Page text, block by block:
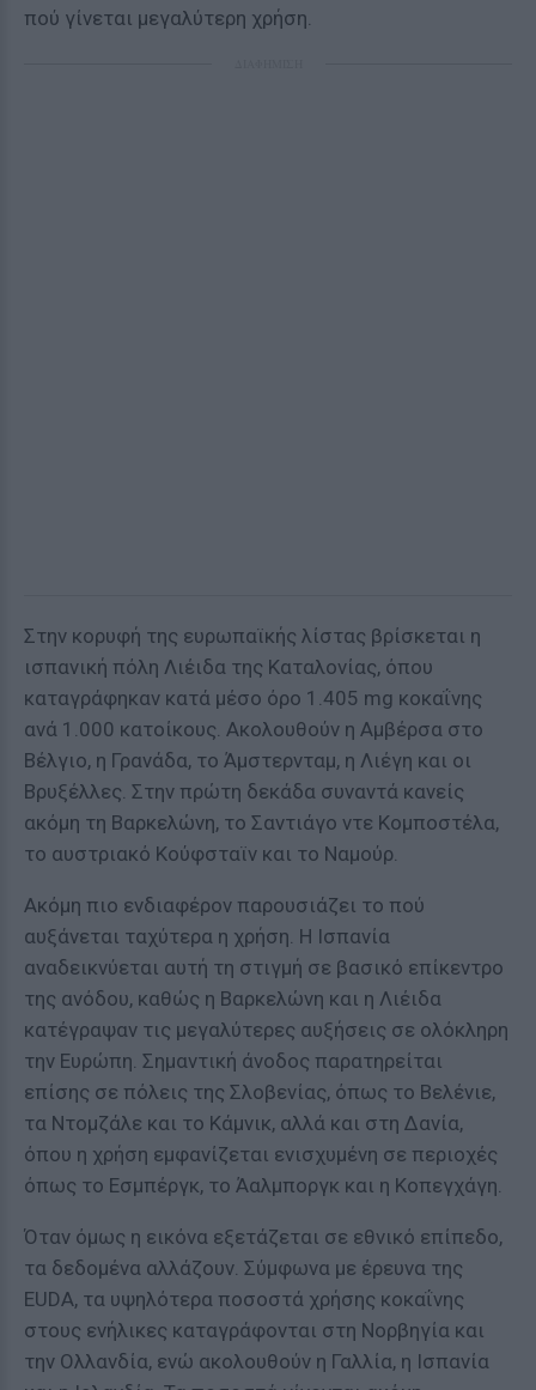
πού γίνεται μεγαλύτερη χρήση.
Στην κορυφή της ευρωπαϊκής λίστας βρίσκεται η
ισπανική πόλη Λιέιδα της Καταλονίας, όπου
καταγράφηκαν κατά μέσο όρο 1.405 mg κοκαΐνης
ανά 1.000 κατοίκους. Ακολουθούν η Αμβέρσα στο
Βέλγιο, η Γρανάδα, το Άμστερνταμ, η Λιέγη και οι
Βρυξέλλες. Στην πρώτη δεκάδα συναντά κανείς
ακόμη τη Βαρκελώνη, το Σαντιάγο ντε Κομποστέλα,
το αυστριακό Κούφσταϊν και το Ναμούρ.
Ακόμη πιο ενδιαφέρον παρουσιάζει το πού
αυξάνεται ταχύτερα η χρήση. Η Ισπανία
αναδεικνύεται αυτή τη στιγμή σε βασικό επίκεντρο
της ανόδου, καθώς η Βαρκελώνη και η Λιέιδα
κατέγραψαν τις μεγαλύτερες αυξήσεις σε ολόκληρη
την Ευρώπη. Σημαντική άνοδος παρατηρείται
επίσης σε πόλεις της Σλοβενίας, όπως το Βελένιε,
τα Ντομζάλε και το Κάμνικ, αλλά και στη Δανία,
όπου η χρήση εμφανίζεται ενισχυμένη σε περιοχές
όπως το Εσμπέργκ, το Άαλμποργκ και η Κοπεγχάγη.
Όταν όμως η εικόνα εξετάζεται σε εθνικό επίπεδο,
τα δεδομένα αλλάζουν. Σύμφωνα με έρευνα της
EUDA, τα υψηλότερα ποσοστά χρήσης κοκαΐνης
στους ενήλικες καταγράφονται στη Νορβηγία και
την Ολλανδία, ενώ ακολουθούν η Γαλλία, η Ισπανία